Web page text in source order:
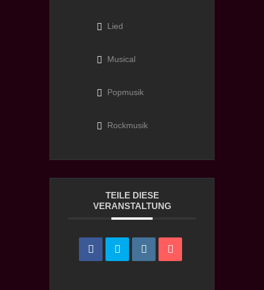
Lied
Musical
Popmusik
Rockmusik
TEILE DIESE
VERANSTALTUNG